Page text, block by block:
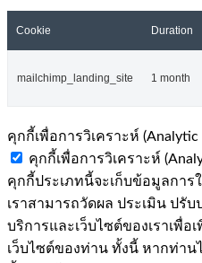
Cookie Duration
mailchimp_landing_site 1 month
คุกกี้เพื่อการวิเคราะห์ (Analytic
คุกกี้เพื่อการวิเคราะห์
คุกกี้ประเภทนี้จะเก็บข้อมูลการ
เราสามารถวัดผล ประเมิน ปรั
บริการและเว็บไซต์ของเราเพื่
เว็บไซต์ของท่าน ทั้งนี้ หากท่าน